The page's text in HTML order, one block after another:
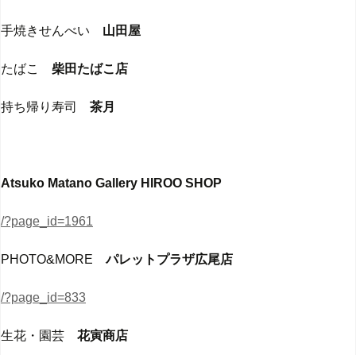
手焼きせんべい 山田屋
たばこ 柴田たばこ店
持ち帰り寿司 茶月
Atsuko Matano Gallery HIROO SHOP
/?page_id=1961
PHOTO&MOREパレットプラザ広尾店
/?page_id=833
生花・園芸 花寅商店